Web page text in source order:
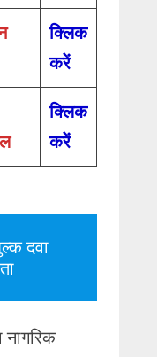
क्लिक
करें
क्लिक
करें
दवा
नागरिक